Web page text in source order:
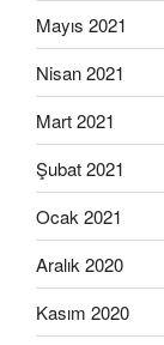
Mayıs 2021
Nisan 2021
Mart 2021
Şubat 2021
Ocak 2021
Aralık 2020
Kasım 2020